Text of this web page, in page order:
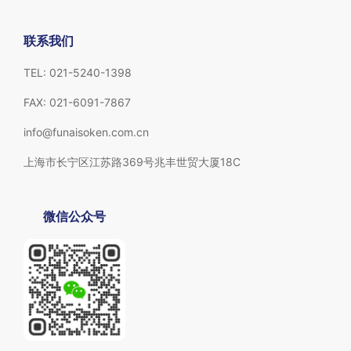
联系我们
TEL: 021-5240-1398
FAX: 021-6091-7867
info@funaisoken.com.cn
上海市长宁区江苏路369号兆丰世贸大厦18C
微信公众号